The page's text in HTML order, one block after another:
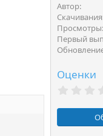
Автор
Скачивания
Просмотры
Первый
Оценки